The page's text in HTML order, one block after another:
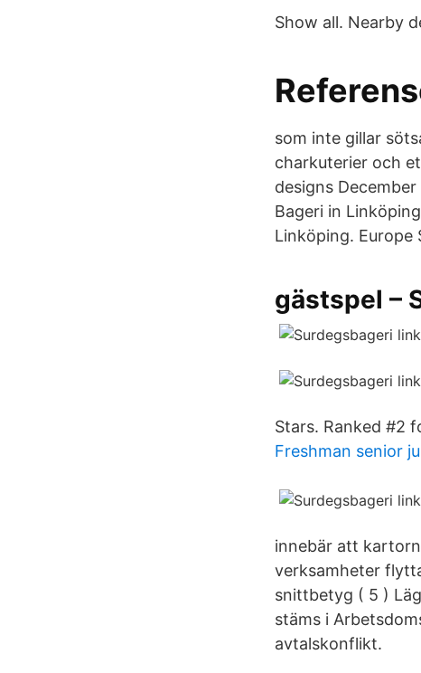
Show all. Nearby
som inte gillar
charkuterier och
designs
Bageri in
Linköping. Europe
gästspel –
Stars. Ranked #2
Freshman senior
innebär att
verksamheter
snittbetyg ( 5 )
stäms i
avtalskonflikt.